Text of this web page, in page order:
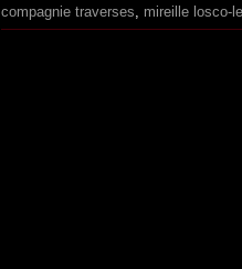
compagnie traverses, mireille losco-